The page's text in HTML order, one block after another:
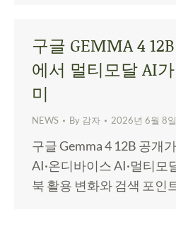
구글 GEMMA 4
에서 멀티모달 AI
미
NEWS By 감자 2026년 6월 8일
구글 Gemma 4 12B 공개
AI·온디바이스 AI·멀티모
북 활용 변화와 검색 포인